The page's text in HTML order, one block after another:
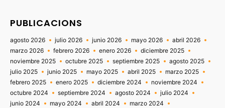
PUBLICACIONS
agosto 2026 julio 2026 junio 2026 mayo 2026
abril 2026
marzo 2026
febrero 2026 enero 2026
diciembre 2025
noviembre 2025
octubre 2025 septiembre 2025
agosto 2025
julio 2025
junio 2025 mayo 2025 abril 2025
marzo 2025
febrero 2025
enero 2025 diciembre 2024
noviembre 2024
octubre 2024
septiembre 2024 agosto 2024
julio 2024
junio 2024
mayo 2024 abril 2024
marzo 2024